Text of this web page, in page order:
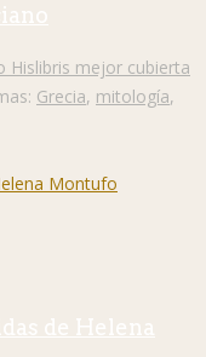
Hislibris mejor cubierta
Grecia, mitología,
de Helena